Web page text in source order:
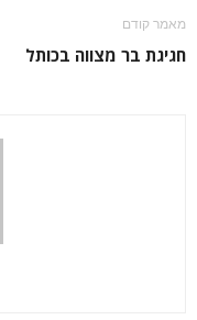
מאמר קודם
חגיגת בר מצווה בכותל